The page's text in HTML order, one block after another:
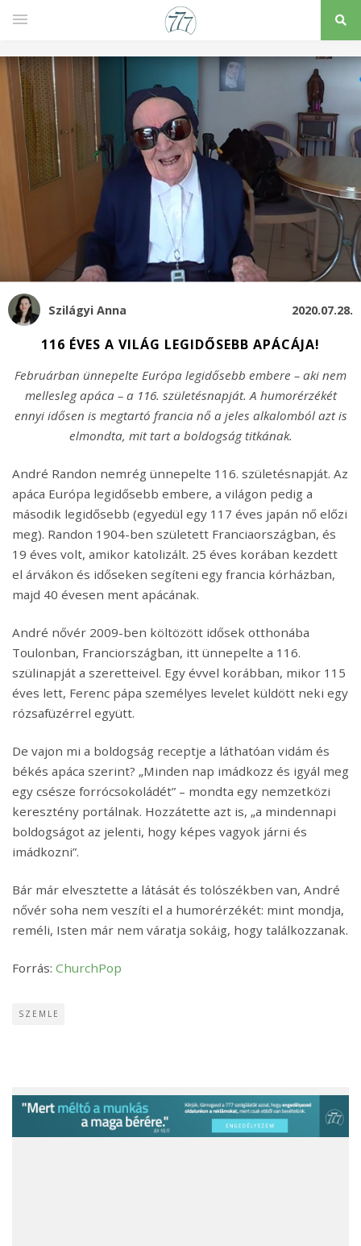
Szilágyi Anna 2020.07.28.
116 ÉVES A VILÁG LEGIDŐSEBB APÁCÁJA!
Februárban ünnepelte Európa legidősebb embere – aki nem
mellesleg apáca – a 116. születésnapját. A humorérzékét
ennyi idősen is megtartó francia nő a jeles alkalomból azt is
elmondta, mit tart a boldogság titkának.
André Randon nemrég ünnepelte 116. születésnapját. Az
apáca Európa legidősebb embere, a világon pedig a
második legidősebb (egyedül egy 117 éves japán nő előzi
meg). Randon 1904-ben született Franciaországban, és
19 éves volt, amikor katolizált. 25 éves korában kezdett
el árvákon és időseken segíteni egy francia kórházban,
majd 40 évesen ment apácának.
André nővér 2009-ben költözött idősek otthonába
Toulonban, Franciországban, itt ünnepelte a 116.
szülinapját a szeretteivel. Egy évvel korábban, mikor 115
éves lett, Ferenc pápa személyes levelet küldött neki egy
rózsafüzérrel együtt.
De vajon mi a boldogság receptje a láthatóan vidám és
békés apáca szerint? „Minden nap imádkozz és igyál meg
egy csésze forrócsokoládét” – mondta egy nemzetközi
keresztény portálnak. Hozzátette azt is, „a mindennapi
boldogságot az jelenti, hogy képes vagyok járni és
imádkozni”.
Bár már elvesztette a látását és tolószékben van, André
nővér soha nem veszíti el a humorérzékét: mint mondja,
reméli, Isten már nem váratja sokáig, hogy találkozzanak.
Forrás: ChurchPop
SZEMLE